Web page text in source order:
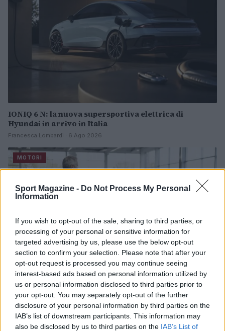
Sport Magazine - Do Not Process My Personal
Information
If you wish to opt-out of the sale, sharing to third parties, or
processing of your personal or sensitive information for
targeted advertising by us, please use the below opt-out
section to confirm your selection. Please note that after your
opt-out request is processed you may continue seeing
interest-based ads based on personal information utilized by
us or personal information disclosed to third parties prior to
your opt-out. You may separately opt-out of the further
disclosure of your personal information by third parties on the
IAB’s list of downstream participants. This information may
also be disclosed by us to third parties on the IAB’s List of
IONIQ 6 N: la nuova supersportiva elettrica di
Hyundai in arrivo in Italia
Francesca Lombardi · 6 Ago 2026
MOTORI
Range extender auto: differenze con full hybrid e
plug-in
Andrea Conforti · 6 Ago 2026